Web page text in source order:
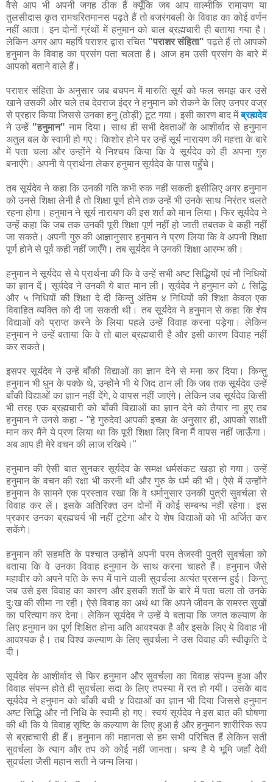
वैसे आप भी अपनी जगह ठीक हैं क्यूँकि जब आप वाल्मीकि रामायण या
तुलसीदास कृत रामचरितमानस पढ़ते हैं तो बजरंगबली के विवाह का कोई वर्णन
नहीं आता। इन दोनों ग्रंथों में हनुमान को बाल ब्रह्मचारी ही बताया गया है।
लेकिन अगर आप महर्षि पराशर द्वारा रचित "पराशर संहिता" पढ़ते हैं तो आपको
हनुमान के विवाह का प्रसंग पता चलता है। आज हम उसी प्रसंग के बारे में
आपको बताने वाले हैं।
पराशर संहिता के अनुसार जब बचपन में मारुति सूर्य को फल समझ कर उसे
खाने उसकी ओर चले तब देवराज इंद्र ने हनुमान को रोकने के लिए उनपर वज्र
से प्रहार किया जिससे उनका हनु (ठोड़ी) टूट गया। इसी कारण बाद मेंब्रह्मदेव
ने उन्हें "हनुमान" नाम दिया। साथ ही सभी देवताओं के आशीर्वाद से हनुमान
अतुल बल के स्वामी हो गए। किशोर होने पर उन्हें सूर्य नारायण की महत्ता के बारे
में पता चला और उन्होंने ये निश्चय किया कि वे सूर्यदेव को ही अपना गुरु
बनाएँगे। अपनी ये प्रार्थना लेकर हनुमान सूर्यदेव के पास पहुँचे।
तब सूर्यदेव ने कहा कि उनकी गति कभी रुक नहीं सकती इसीलिए अगर हनुमान
को उनसे शिक्षा लेनी है तो शिक्षा पूर्ण होने तक उन्हें भी उनके साथ निरंतर चलते
रहना होगा। हनुमान ने सूर्य नारायण की इस शर्त को मान लिया। फिर सूर्यदेव ने
उन्हें कहा कि जब तक उनकी पूरी शिक्षा पूर्ण नहीं हो जाती तबतक वे कही नहीं
जा सकते। अपनी गुरु की आज्ञानुसार हनुमान ने प्रण लिया कि वे अपनी शिक्षा
पूर्ण होने से पूर्व कही नहीं जाएँगे। तब सूर्यदेव ने उनकी शिक्षा आरम्भ की।
हनुमान ने सूर्यदेव से ये प्रार्थना की कि वे उन्हें सभी अष्ट सिद्धियों एवं नौ निधियों
का ज्ञान दें। सूर्यदेव ने उनकी ये बात मान ली। सूर्यदेव ने हनुमान को ८ सिद्धि
और ५ निधियों की शिक्षा दे दी किन्तु अंतिम ४ निधियों की शिक्षा केवल एक
विवाहित व्यक्ति को दी जा सकती थी। तब सूर्यदेव ने हनुमान से कहा कि शेष
विद्याओं को प्राप्त करने के लिया पहले उन्हें विवाह करना पड़ेगा। लेकिन
हनुमान ने उन्हें बताया कि वे तो बाल ब्रह्मचारी है और इसी कारण विवाह नहीं
कर सकते।
इसपर सूर्यदेव ने उन्हें बाँकी विद्याओं का ज्ञान देने से मना कर दिया। किन्तु
हनुमान भी धुन के पक्के थे, उन्होंने भी ये जिद ठान ली कि जब तक सूर्यदेव उन्हें
बाँकी विद्याओं का ज्ञान नहीं देंगे, वे वापस नहीं जाएंगे। लेकिन जब सूर्यदेव किसी
भी तरह एक ब्रह्मचारी को बाँकी विद्याओं का ज्ञान देने को तैयार ना हुए तब
हनुमान ने उनसे कहा - "हे गुरुदेव! आपकी इच्छा के अनुसार ही, आपको साक्षी
मान कर मैंने ये प्रण लिया था कि पूरी शिक्षा लिए बिना मैं वापस नहीं जाऊँगा।
अब आप ही मेरे वचन की लाज रखिये।"
हनुमान की ऐसी बात सुनकर सूर्यदेव के समक्ष धर्मसंकट खड़ा हो गया। उन्हें
हनुमान के वचन की रक्षा भी करनी थी और गुरु के धर्म की भी। ऐसे में उन्होंने
हनुमान के सामने एक प्रस्ताव रखा कि वे धर्मानुसार उनकी पुत्री सुवर्चला से
विवाह कर लें। इसके अतिरिक्त उन दोनों में कोई सम्बन्ध नहीं रहेगा। इस
प्रकार उनका ब्रह्मचर्य भी नहीं टूटेगा और वे शेष विद्याओं को भी अर्जित कर
सकेंगे।
हनुमान की सहमति के पश्चात उन्होंने अपनी परम तेजस्वी पुत्री सुवर्चला को
बताया कि वे उनका विवाह हनुमान के साथ करना चाहते हैं। हनुमान जैसे
महावीर को अपने पति के रूप में पाने वाली सुवर्चला अत्यंत प्रसन्न हुई। किन्तु
जब उसे इस विवाह का कारण और इसकी शर्तों के बारे में पता चला तो उनके
दुःख की सीमा ना रही। ऐसे विवाह का अर्थ था कि अपने जीवन के समस्त सुखों
का परित्याग कर देना। लेकिन सूर्यदेव ने उन्हें ये बताया कि जगत कल्याण के
लिए हनुमान का पूर्ण शिक्षित होना अति आवश्यक है और इसके लिए ये विवाह भी
आवश्यक है। तब विश्व कल्याण के लिए सुवर्चला ने उस विवाह की स्वीकृति दे
दी।
सूर्यदेव के आशीर्वाद से फिर हनुमान और सुवर्चला का विवाह संपन्न हुआ और
विवाह संपन्न होते ही सुवर्चला सदा के लिए तपस्या में रत हो गयीं। उसके बाद
सूर्यदेव ने हनुमान को बाँकी बची ४ विद्याओं का ज्ञान भी दिया जिससे हनुमान
अष्ट सिद्धि और नौ निधि के स्वामी हो गए। स्वयं सूर्यदेव ने इस बात की घोषणा
की थी कि ये विवाह सृष्टि के कल्याण के लिए हुआ है और हनुमान शारीरिक रूप
से ब्रह्मचारी ही हैं। हनुमान की महानता से हम सभी परिचित हैं लेकिन सती
सुवर्चला के त्याग और तप को कोई नहीं जानता। धन्य है ये भूमि जहाँ देवी
सुवर्चला जैसी महान सती ने जन्म लिया।